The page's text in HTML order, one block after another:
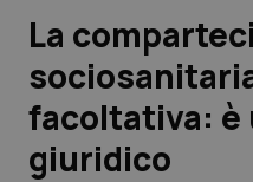
Lavoro e Professioni
Scienza e Farmaci
Studi e Analisi
La
facoltativa: è
giuridico